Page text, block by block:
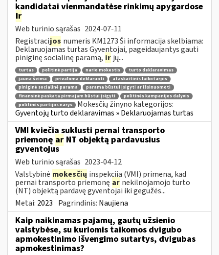
kandidatai vienmandatėse rinkimų apygardose
ir
Web turinio sąrašas 2024-07-11
Registracijos numeris KM1273 Ši informacija skelbiama:
Deklaruojamas turtas Gyventojai, pageidaujantys gauti
piniginę socialinę paramą, ir jų...
turtas politinė partija nario mokestis
turto deklaravimas
jauna šeima
privaloma deklaruoti
ataskaitinis laikotarpis
piniginė socialinė parama
parama būstui įsigyti ar išsinuomoti
finansinė paskata pirmajam būstui įsigyti
politinės kampanijos dalyvis
politinės partijos narys
Mokesčių žinyno kategorijos:
Gyventojų turto deklaravimas » Deklaruojamas turtas
VMI kviečia suklusti pernai transporto
priemonę ar NT objektą pardavusius
gyventojus
Web turinio sąrašas 2023-04-12
Valstybinė mokesčių inspekcija (VMI) primena, kad
pernai transporto priemonę ar nekilnojamojo turto
(NT) objektą pardavę gyventojai iki gegužės...
Metai: 2023 Pagrindinis: Naujiena
Kaip naikinamas pajamų, gautų užsienio
valstybėse, su kuriomis taikomos dvigubo
apmokestinimo išvengimo sutartys, dvigubas
apmokestinimas?